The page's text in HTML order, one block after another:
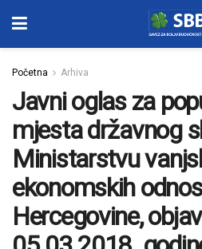
Početna Arhiva
Javni oglas za
mjesta državnog
Ministarstvu
ekonomskih
Hercegovine,